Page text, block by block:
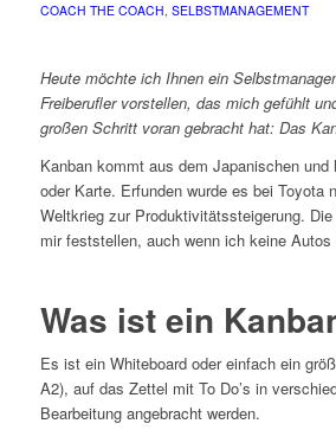
COACH THE COACH, SELBSTMANAGEMENT
Heute möchte ich Ihnen ein
Freiberufler vorstellen, das mich gefühlt
großen Schritt voran gebracht hat: Das
Kanban kommt aus dem Japanischen
oder Karte. Erfunden wurde es bei Toyota
Weltkrieg zur Produktivitätssteigerung.
mir feststellen, auch wenn ich keine
Was ist ein
Es ist ein Whiteboard oder einfach ein
A2), auf das Zettel mit To Do’s in
Bearbeitung angebracht werden.